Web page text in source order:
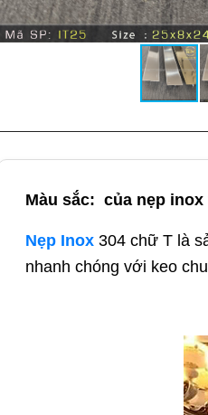
Màu sắc: của nẹp inox
Nẹp Inox 304 chữ T là
nhanh chóng với keo